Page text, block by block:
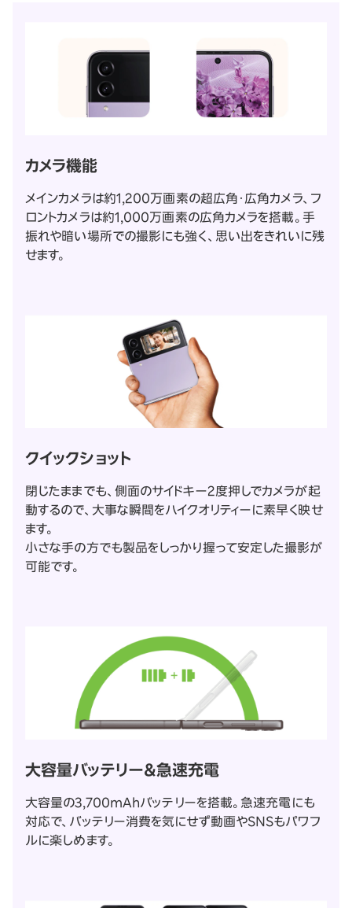
カメラ機能
メインカメラは約1,200万画素の超広角・広角カメラ、フ
ロントカメラは約1,000万画素の広角カメラを搭載。手
振れや暗い場所での撮影にも強く、思い出をきれいに残
せます。
クイックショット
閉じたままでも、側面のサイドキー2度押しでカメラが起
動するので、大事な瞬間をハイクオリティーに素早く映せ
ます。
小さな手の方でも製品をしっかり握って安定した撮影が
可能です。
大容量バッテリー＆急速充電
大容量の3,700mAhバッテリーを搭載。急速充電にも
対応で、バッテリー消費を気にせず動画やSNSもパワフ
ルに楽しめます。